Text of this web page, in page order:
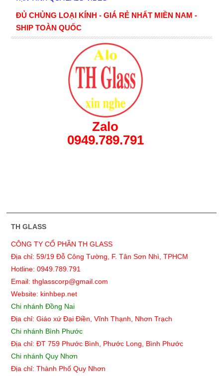
ĐỦ CHỦNG LOẠI KÍNH - GIÁ RẺ NHẤT MIỀN NAM -
SHIP TOÀN QUỐC
Zalo
0949.789.791
TH GLASS
CÔNG TY CỔ PHẦN TH GLASS
Địa chỉ: 59/19 Đỗ Công Tường, F. Tân Sơn Nhì, TPHCM
Hotline: 0949.789.791
Email: thglasscorp@gmail.com
Website: kinhbep.net
Chi nhánh Đồng Nai
Địa chỉ: Giáo xứ Đại Điền, Vĩnh Thạnh, Nhơn Trạch
Chi nhánh Bình Phước
Địa chỉ: ĐT 759 Phước Bình, Phước Long, Bình Phước
Chi nhánh Quy Nhơn
Địa chỉ: Thành Phố Quy Nhơn